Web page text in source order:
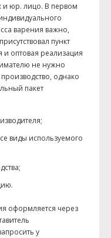
и юр. лицо. В первом
варения важно,
пункт
и оптовая реализация
не нужно
однако
пакет
виды используемого
оформляется через
у